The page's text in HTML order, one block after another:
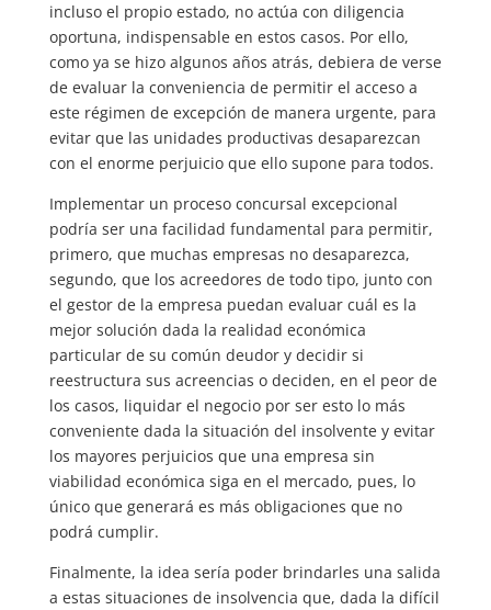
incluso el propio estado, no actúa con diligencia
oportuna, indispensable en estos casos. Por ello,
como ya se hizo algunos años atrás, debiera de verse
de evaluar la conveniencia de permitir el acceso a
este régimen de excepción de manera urgente, para
evitar que las unidades productivas desaparezcan
con el enorme perjuicio que ello supone para todos.
Implementar un proceso concursal excepcional
podría ser una facilidad fundamental para permitir,
primero, que muchas empresas no desaparezca,
segundo, que los acreedores de todo tipo, junto con
el gestor de la empresa puedan evaluar cuál es la
mejor solución dada la realidad económica
particular de su común deudor y decidir si
reestructura sus acreencias o deciden, en el peor de
los casos, liquidar el negocio por ser esto lo más
conveniente dada la situación del insolvente y evitar
los mayores perjuicios que una empresa sin
viabilidad económica siga en el mercado, pues, lo
único que generará es más obligaciones que no
podrá cumplir.
Finalmente, la idea sería poder brindarles una salida
a estas situaciones de insolvencia que, dada la difícil